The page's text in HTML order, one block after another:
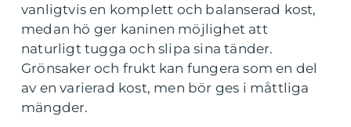
vanligtvis en komplett och balanserad kost,
medan hö ger kaninen möjlighet att
naturligt tugga och slipa sina tänder.
Grönsaker och frukt kan fungera som en del
av en varierad kost, men bör ges i måttliga
mängder.